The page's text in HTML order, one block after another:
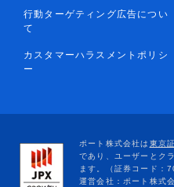
行動ターゲティング広告につい
て
カスタマーハラスメントポリシ
ー